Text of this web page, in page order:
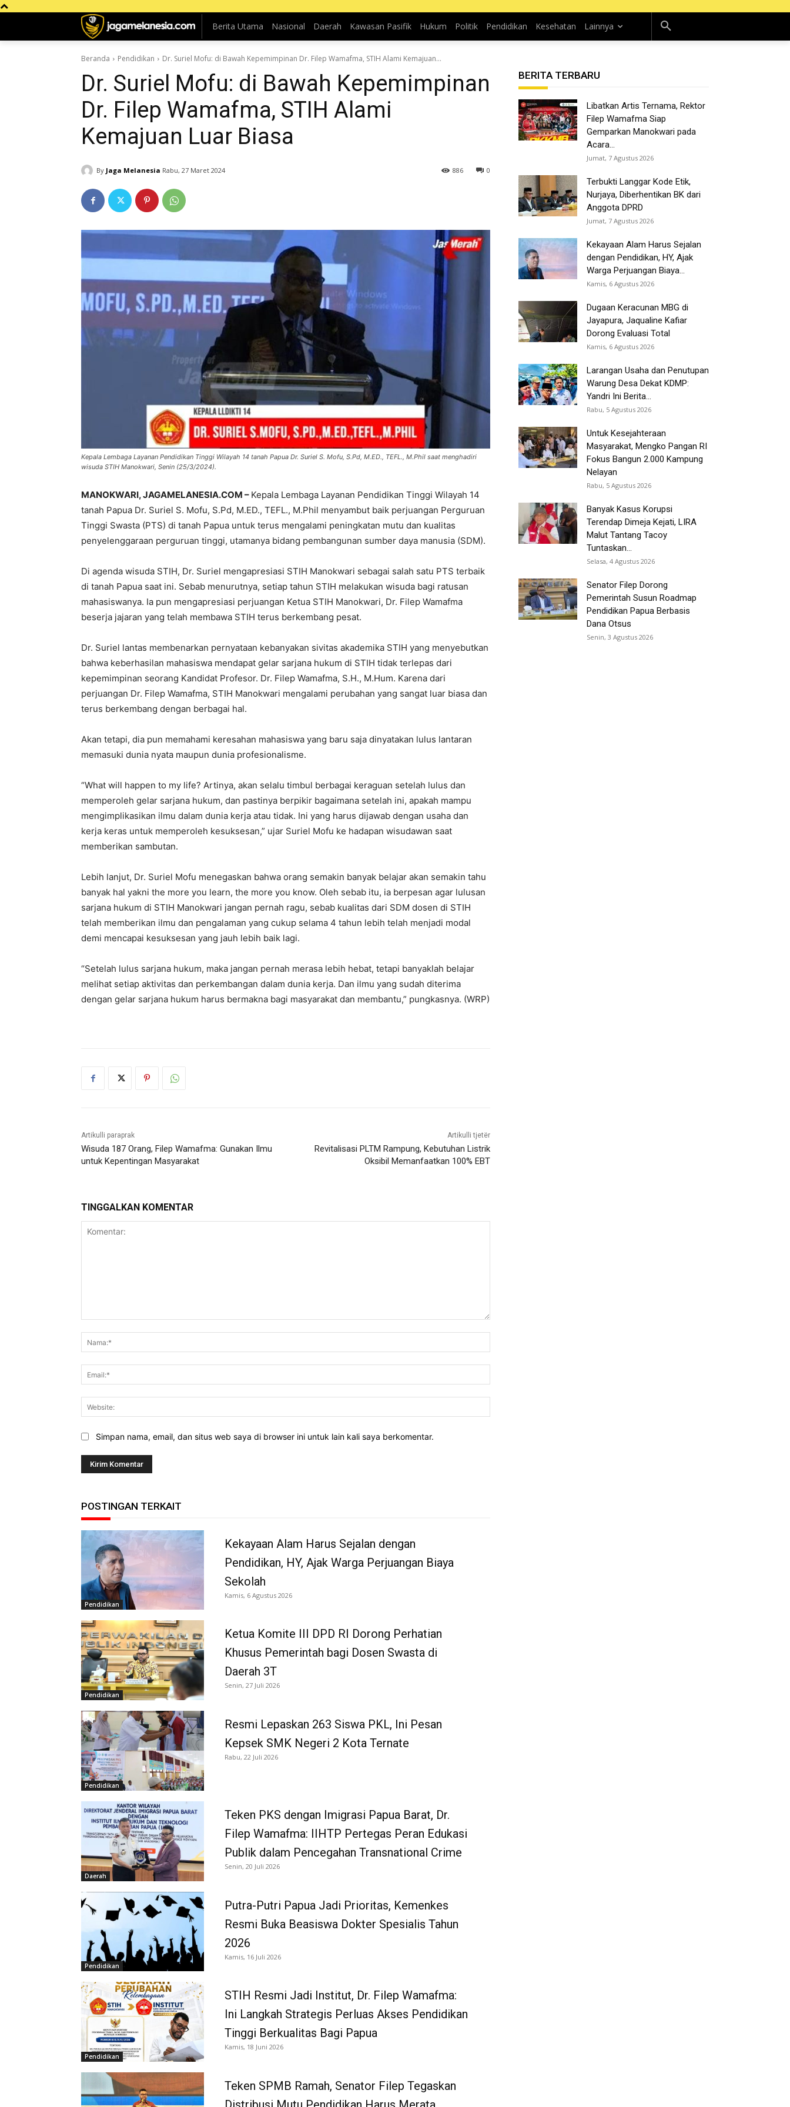
Berita Utama Nasional Daerah Kawasan Pasifik Hukum Politik Pendidikan Kesehatan Lainnya
Beranda Pendidikan Dr. Suriel Mofu: di Bawah Kepemimpinan Dr. Filep Wamafma, STIH Alami Kemajuan...
Dr. Suriel Mofu: di Bawah Kepemimpinan
Dr. Filep Wamafma, STIH Alami
Kemajuan Luar Biasa
By Jaga Melanesia Rabu, 27 Maret 2024 0
886
Kepala Lembaga Layanan Pendidikan Tinggi Wilayah 14 tanah Papua Dr. Suriel S. Mofu, S.Pd, M.ED., TEFL., M.Phil saat menghadiri
wisuda STIH Manokwari, Senin (25/3/2024).
MANOKWARI, JAGAMELANESIA.COM – Kepala Lembaga Layanan Pendidikan Tinggi Wilayah 14
tanah Papua Dr. Suriel S. Mofu, S.Pd, M.ED., TEFL., M.Phil menyambut baik perjuangan Perguruan
Tinggi Swasta (PTS) di tanah Papua untuk terus mengalami peningkatan mutu dan kualitas
penyelenggaraan perguruan tinggi, utamanya bidang pembangunan sumber daya manusia (SDM).
Di agenda wisuda STIH, Dr. Suriel mengapresiasi STIH Manokwari sebagai salah satu PTS terbaik
di tanah Papua saat ini. Sebab menurutnya, setiap tahun STIH melakukan wisuda bagi ratusan
mahasiswanya. Ia pun mengapresiasi perjuangan Ketua STIH Manokwari, Dr. Filep Wamafma
beserja jajaran yang telah membawa STIH terus berkembang pesat.
Dr. Suriel lantas membenarkan pernyataan kebanyakan sivitas akademika STIH yang menyebutkan
bahwa keberhasilan mahasiswa mendapat gelar sarjana hukum di STIH tidak terlepas dari
kepemimpinan seorang Kandidat Profesor. Dr. Filep Wamafma, S.H., M.Hum. Karena dari
perjuangan Dr. Filep Wamafma, STIH Manokwari mengalami perubahan yang sangat luar biasa dan
terus berkembang dengan berbagai hal.
Akan tetapi, dia pun memahami keresahan mahasiswa yang baru saja dinyatakan lulus lantaran
memasuki dunia nyata maupun dunia profesionalisme.
“What will happen to my life? Artinya, akan selalu timbul berbagai keraguan setelah lulus dan
memperoleh gelar sarjana hukum, dan pastinya berpikir bagaimana setelah ini, apakah mampu
mengimplikasikan ilmu dalam dunia kerja atau tidak. Ini yang harus dijawab dengan usaha dan
kerja keras untuk memperoleh kesuksesan,” ujar Suriel Mofu ke hadapan wisudawan saat
memberikan sambutan.
Lebih lanjut, Dr. Suriel Mofu menegaskan bahwa orang semakin banyak belajar akan semakin tahu
banyak hal yakni the more you learn, the more you know. Oleh sebab itu, ia berpesan agar lulusan
sarjana hukum di STIH Manokwari jangan pernah ragu, sebab kualitas dari SDM dosen di STIH
telah memberikan ilmu dan pengalaman yang cukup selama 4 tahun lebih telah menjadi modal
demi mencapai kesuksesan yang jauh lebih baik lagi.
“Setelah lulus sarjana hukum, maka jangan pernah merasa lebih hebat, tetapi banyaklah belajar
melihat setiap aktivitas dan perkembangan dalam dunia kerja. Dan ilmu yang sudah diterima
dengan gelar sarjana hukum harus bermakna bagi masyarakat dan membantu,” pungkasnya. (WRP)
Artikulli paraprak
Wisuda 187 Orang, Filep Wamafma: Gunakan Ilmu
untuk Kepentingan Masyarakat
Artikulli tjetër
Revitalisasi PLTM Rampung, Kebutuhan Listrik
Oksibil Memanfaatkan 100% EBT
TINGGALKAN KOMENTAR
Simpan nama, email, dan situs web saya di browser ini untuk lain kali saya berkomentar.
POSTINGAN TERKAIT
Pendidikan
Kekayaan Alam Harus Sejalan dengan
Pendidikan, HY, Ajak Warga Perjuangan Biaya
Sekolah
Kamis, 6 Agustus 2026
Pendidikan
Ketua Komite III DPD RI Dorong Perhatian
Khusus Pemerintah bagi Dosen Swasta di
Daerah 3T
Senin, 27 Juli 2026
Pendidikan
Resmi Lepaskan 263 Siswa PKL, Ini Pesan
Kepsek SMK Negeri 2 Kota Ternate
Rabu, 22 Juli 2026
Daerah
Teken PKS dengan Imigrasi Papua Barat, Dr.
Filep Wamafma: IIHTP Pertegas Peran Edukasi
Publik dalam Pencegahan Transnational Crime
Senin, 20 Juli 2026
Pendidikan
Putra-Putri Papua Jadi Prioritas, Kemenkes
Resmi Buka Beasiswa Dokter Spesialis Tahun
2026
Kamis, 16 Juli 2026
Pendidikan
STIH Resmi Jadi Institut, Dr. Filep Wamafma:
Ini Langkah Strategis Perluas Akses Pendidikan
Tinggi Berkualitas Bagi Papua
Kamis, 18 Juni 2026
Teken SPMB Ramah, Senator Filep Tegaskan
BERITA TERBARU
Libatkan Artis Ternama, Rektor
Filep Wamafma Siap
Gemparkan Manokwari pada
Acara...
Jumat, 7 Agustus 2026
Terbukti Langgar Kode Etik,
Nurjaya, Diberhentikan BK dari
Anggota DPRD
Jumat, 7 Agustus 2026
Kekayaan Alam Harus Sejalan
dengan Pendidikan, HY, Ajak
Warga Perjuangan Biaya...
Kamis, 6 Agustus 2026
Dugaan Keracunan MBG di
Jayapura, Jaqualine Kafiar
Dorong Evaluasi Total
Kamis, 6 Agustus 2026
Larangan Usaha dan Penutupan
Warung Desa Dekat KDMP:
Yandri Ini Berita...
Rabu, 5 Agustus 2026
Untuk Kesejahteraan
Masyarakat, Mengko Pangan RI
Fokus Bangun 2.000 Kampung
Nelayan
Rabu, 5 Agustus 2026
Banyak Kasus Korupsi
Terendap Dimeja Kejati, LIRA
Malut Tantang Tacoy
Tuntaskan...
Selasa, 4 Agustus 2026
Senator Filep Dorong
Pemerintah Susun Roadmap
Pendidikan Papua Berbasis
Dana Otsus
Senin, 3 Agustus 2026